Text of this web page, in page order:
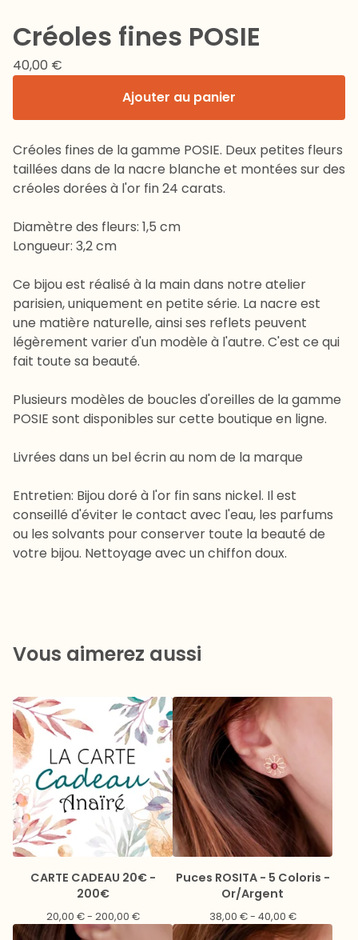
Créoles fines POSIE
40,00 €
Ajouter au panier
Créoles fines de la gamme POSIE. Deux petites fleurs
taillées dans de la nacre blanche et montées sur des
créoles dorées à l'or fin 24 carats.
Diamètre des fleurs: 1,5 cm
Longueur: 3,2 cm
Ce bijou est réalisé à la main dans notre atelier
parisien, uniquement en petite série. La nacre est
une matière naturelle, ainsi ses reflets peuvent
légèrement varier d'un modèle à l'autre. C'est ce qui
fait toute sa beauté.
Plusieurs modèles de boucles d'oreilles de la gamme
POSIE sont disponibles sur cette boutique en ligne.
Livrées dans un bel écrin au nom de la marque
Entretien: Bijou doré à l'or fin sans nickel. Il est
conseillé d'éviter le contact avec l'eau, les parfums
ou les solvants pour conserver toute la beauté de
votre bijou. Nettoyage avec un chiffon doux.
Vous aimerez aussi
CARTE CADEAU 20€ -
200€
20,00 €- 200,00 €
Puces ROSITA - 5 Coloris -
Or/Argent
38,00 €- 40,00 €